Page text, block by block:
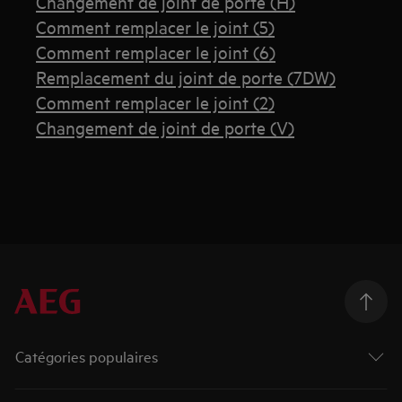
Comment remplacer le joint (5)
Comment remplacer le joint (6)
Remplacement du joint de porte (7DW)
Comment remplacer le joint (2)
Changement de joint de porte (V)
Catégories populaires